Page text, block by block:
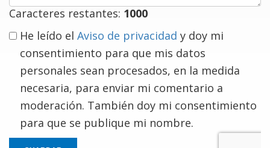
Caracteres restantes: 1000
He leído el Aviso de privacidad y doy mi
consentimiento para que mis datos
personales sean procesados, en la medida
necesaria, para enviar mi comentario a
moderación. También doy mi consentimiento
para que se publique mi nombre.